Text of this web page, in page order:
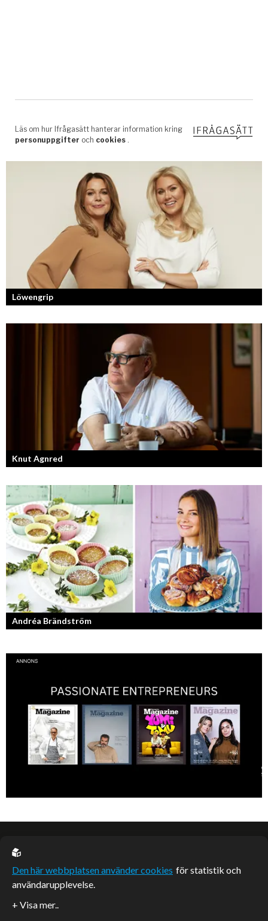
Löwengrip
Från bloggare till influencer och superentreprenör. En resa som fostrat
en kvinnlig entreprenör med en enormt stark förankran...
Knut Agnred
Knut Agnred är mannen och den tidlösa legenden inom spektakulära
utfall och dramatisk tänkvärdhet.
Andréa Brändström
Vinnare av Hela Sverige Bakar 2017.
EU casino
Den här webbplatsen använder cookies för statistik och
användarupplevelse.